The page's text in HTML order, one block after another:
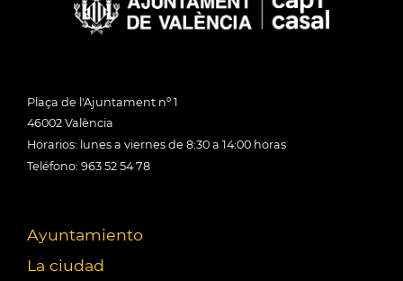
Plaça de l'Ajuntament nº 1
46002 València
Horarios: lunes a viernes de 8:30 a 14:00 horas
Teléfono: 963 52 54 78
Ayuntamiento
La ciudad